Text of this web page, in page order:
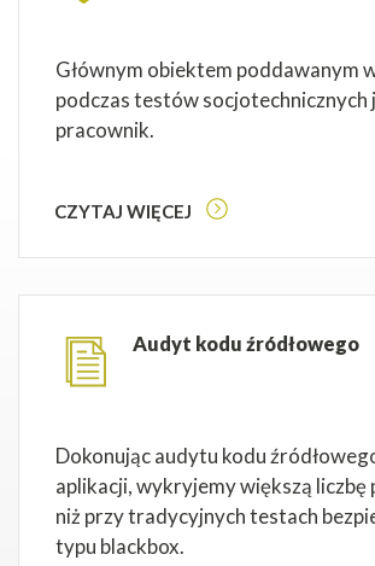
Głównym obiektem poddawanym
podczas testów socjotechnicznych
pracownik.
CZYTAJ WIĘCEJ
Audyt kodu źródłowego
Dokonując audytu kodu
aplikacji, wykryjemy większą liczbę
niż przy tradycyjnych testach
typu blackbox.